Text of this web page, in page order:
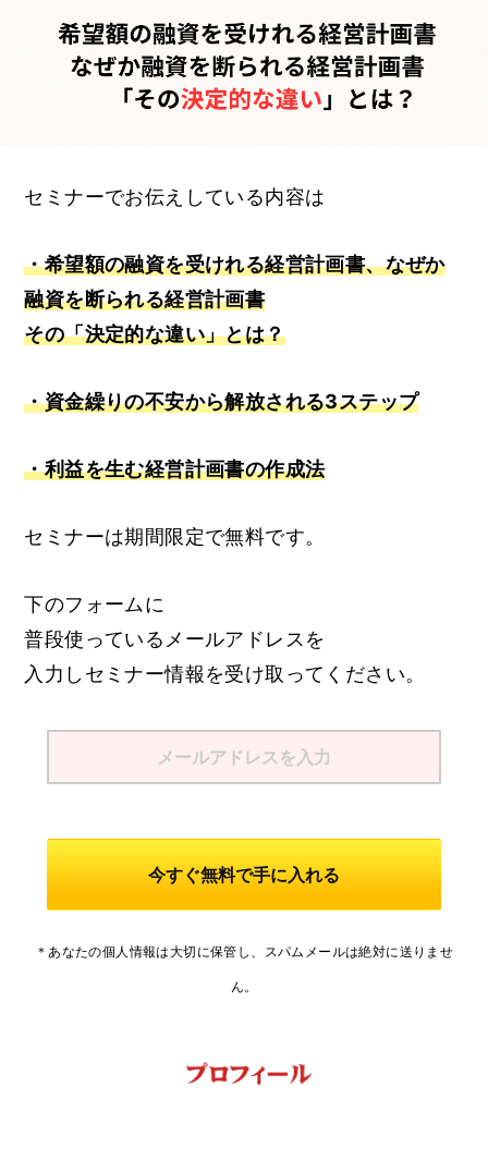
セミナーでお伝えしている内容は
・希望額の融資を受けれる経営計画書、なぜか
融資を断られる経営計画書
その「決定的な違い」とは？
・資金繰りの不安から解放される3ステップ
・利益を生む経営計画書の作成法
セミナーは期間限定で無料です。
下のフォームに
普段使っているメールアドレスを
入力しセミナー情報を受け取ってください。
今すぐ無料で手に入れる
＊あなたの個人情報は大切に保管し、スパムメールは絶対に送りませ
ん。
み続ける「…
【社長商談】即決をとる営業準備の3
ステップ
サービス一覧・料金
会社概要
お問い合わせ